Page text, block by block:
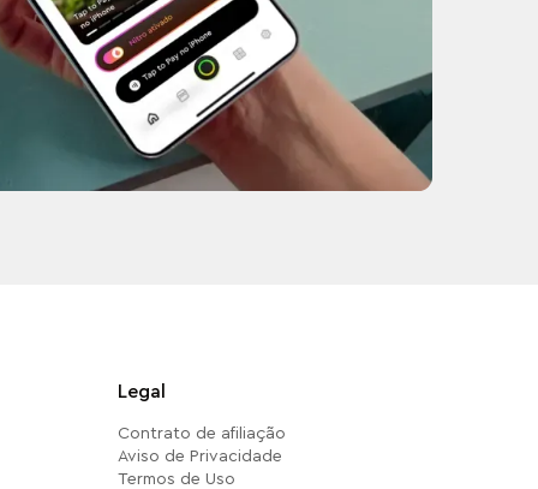
Legal
Contrato de afiliação
Aviso de Privacidade
Termos de Uso